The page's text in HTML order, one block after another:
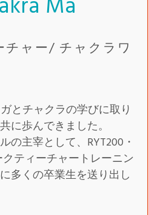
チャー/ チャクラワ
とチャクラの学びに取り
に歩んできました。
の主宰として、RYT200・
ティーチャートレーニン
多くの卒業生を送り出し